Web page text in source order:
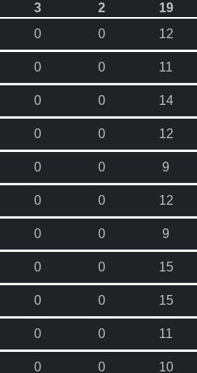
3 2
19
0 0 12
0 0 11
0 0 14
0 0 12
0 0 9
0 0 12
0 0 9
0 0 15
0 0 15
0 0 11
0 0 10